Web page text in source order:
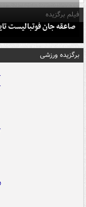
فیلم برگزیده
صاعقه جان فوتبالیست
برگزیده ورزشی